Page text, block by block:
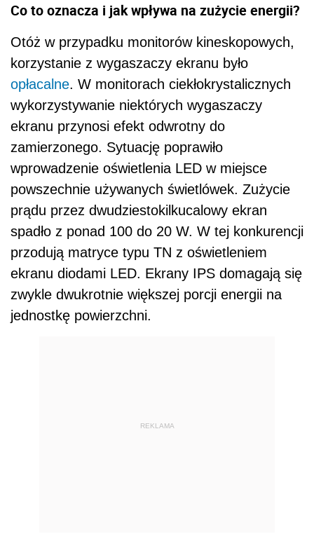
Co to oznacza i jak wpływa na zużycie energii?
Otóż w przypadku monitorów kineskopowych,
korzystanie z wygaszaczy ekranu było
opłacalne. W monitorach ciekłokrystalicznych
wykorzystywanie niektórych wygaszaczy
ekranu przynosi efekt odwrotny do
zamierzonego. Sytuację poprawiło
wprowadzenie oświetlenia LED w miejsce
powszechnie używanych świetlówek. Zużycie
prądu przez dwudziestokilkucalowy ekran
spadło z ponad 100 do 20 W. W tej konkurencji
przodują matryce typu TN z oświetleniem
ekranu diodami LED. Ekrany IPS domagają się
zwykle dwukrotnie większej porcji energii na
jednostkę powierzchni.
REKLAMA